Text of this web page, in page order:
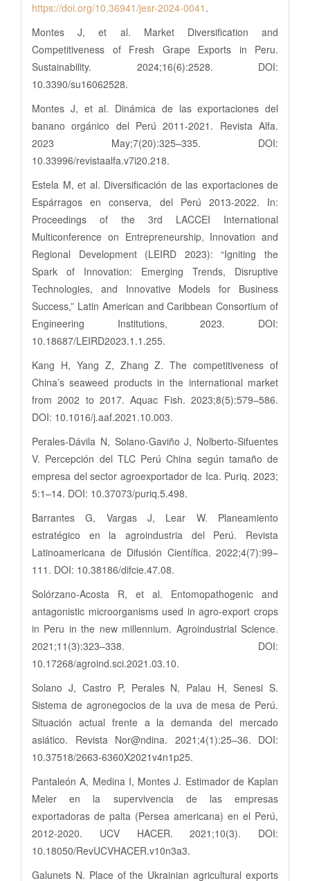
https://doi.org/10.36941/jesr-2024-0041 .
Montes J, et al. Market Diversification and
Competitiveness of Fresh Grape Exports in Peru.
Sustainability. 2024;16(6):2528. DOI:
10.3390/su16062528.
Montes J, et al. Dinámica de las exportaciones del
banano orgánico del Perú 2011-2021. Revista Alfa.
2023 May;7(20):325–335. DOI:
10.33996/revistaalfa.v7i20.218.
Estela M, et al. Diversificación de las exportaciones de
Espárragos en conserva, del Perú 2013-2022. In:
Proceedings of the 3rd LACCEI International
Multiconference on Entrepreneurship, Innovation and
Regional Development (LEIRD 2023): “Igniting the
Spark of Innovation: Emerging Trends, Disruptive
Technologies, and Innovative Models for Business
Success,” Latin American and Caribbean Consortium of
Engineering Institutions, 2023. DOI:
10.18687/LEIRD2023.1.1.255.
Kang H, Yang Z, Zhang Z. The competitiveness of
China’s seaweed products in the international market
from 2002 to 2017. Aquac Fish. 2023;8(5):579–586.
DOI: 10.1016/j.aaf.2021.10.003.
Perales-Dávila N, Solano-Gaviño J, Nolberto-Sifuentes
V. Percepción del TLC Perú China según tamaño de
empresa del sector agroexportador de Ica. Puriq. 2023;
5:1–14. DOI: 10.37073/puriq.5.498.
Barrantes G, Vargas J, Lear W. Planeamiento
estratégico en la agroindustria del Perú. Revista
Latinoamericana de Difusión Científica. 2022;4(7):99–
111. DOI: 10.38186/difcie.47.08.
Solórzano-Acosta R, et al. Entomopathogenic and
antagonistic microorganisms used in agro-export crops
in Peru in the new millennium. Agroindustrial Science.
2021;11(3):323–338. DOI:
10.17268/agroind.sci.2021.03.10.
Solano J, Castro P, Perales N, Palau H, Senesi S.
Sistema de agronegocios de la uva de mesa de Perú.
Situación actual frente a la demanda del mercado
asiático. Revista Nor@ndina. 2021;4(1):25–36. DOI:
10.37518/2663-6360X2021v4n1p25.
Pantaleón A, Medina I, Montes J. Estimador de Kaplan
Meier en la supervivencia de las empresas
exportadoras de palta (Persea americana) en el Perú,
2012-2020. UCV HACER. 2021;10(3). DOI:
10.18050/RevUCVHACER.v10n3a3.
Galunets N. Place of the Ukrainian agricultural exports